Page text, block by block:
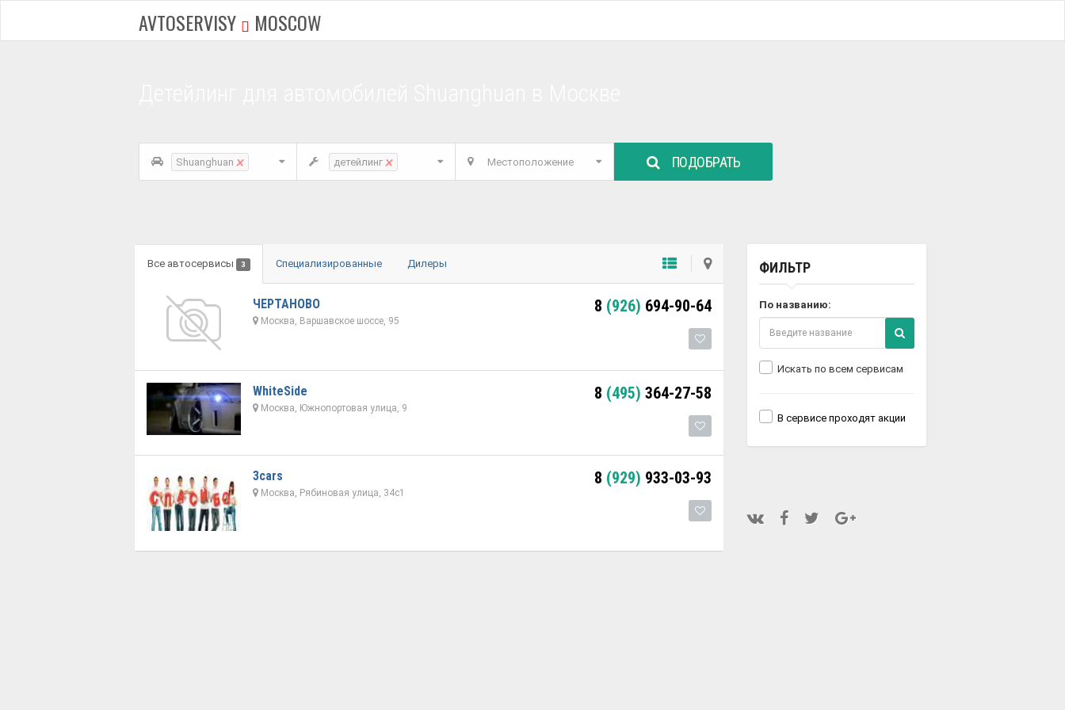
AVTOSERVISY MOSCOW
Shuanghuan × детейлинг × Местоположение ПОДОБРАТЬ
Все автосервисы 3 Специализированные Дилеры
ЧЕРТАНОВО
Москва, Варшавское шоссе, 95
8 (926) 694-90-64
WhiteSide
Москва, Южнопортовая улица, 9
8 (495) 364-27-58
3cars
Москва, Рябиновая улица, 34с1
8 (929) 933-03-93
ФИЛЬТР
По названию:
Искать по всем сервисам
В сервисе проходят акции